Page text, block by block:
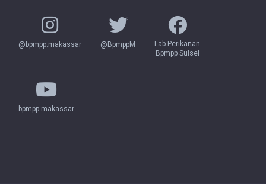
@bpmpp.makassar @BpmppM
Lab Perikanan
Bpmpp Sulsel
bpmpp makassar